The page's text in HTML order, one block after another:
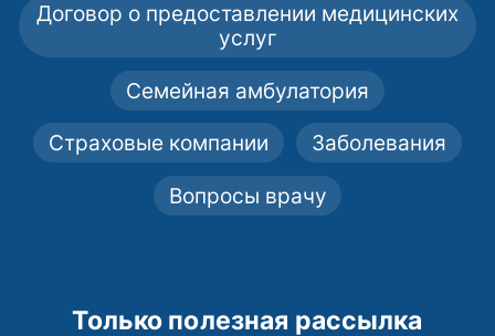
Договор о предоставлении медицинских
услуг
Семейная амбулатория
Страховые компании Заболевания
Вопросы врачу
Только полезная рассылка